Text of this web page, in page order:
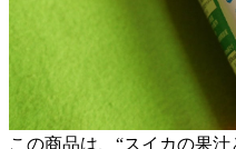
この商品は、“スイカの果